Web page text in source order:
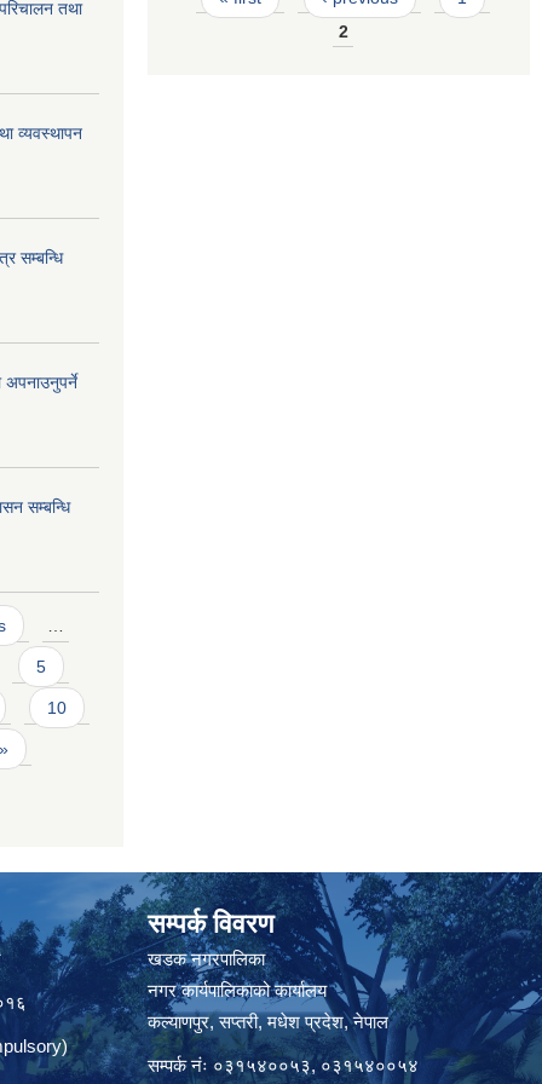
तथा
व्यवस्थापन
सम्बन्धि
अपनाउनुपर्ने
सम्बन्धि
…
5
10
2
सम्पर्क विवरण
खडक नगरपालिका
नगर कार्यपालिकाको कार्यालय
कल्याणपुर, सप्तरी, मधेश प्रदेश, नेपाल
सम्पर्क नंः ०३१५४००५३, ०३१५४००५४